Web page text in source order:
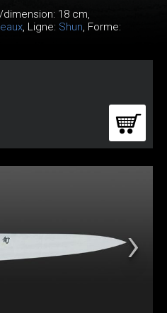
dimension: 18 cm,
, Ligne: Shun, Forme: